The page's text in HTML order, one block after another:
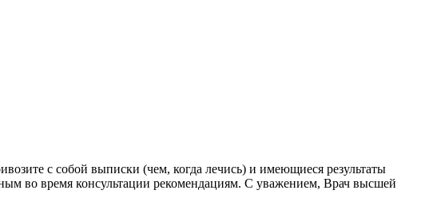
с собой выписки (чем, когда лечись) и имеющиеся результаты
во время консультации рекомендациям. С уважением, Врач высшей